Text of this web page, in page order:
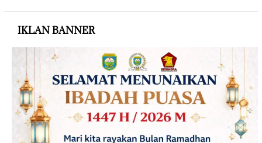
IKLAN BANNER